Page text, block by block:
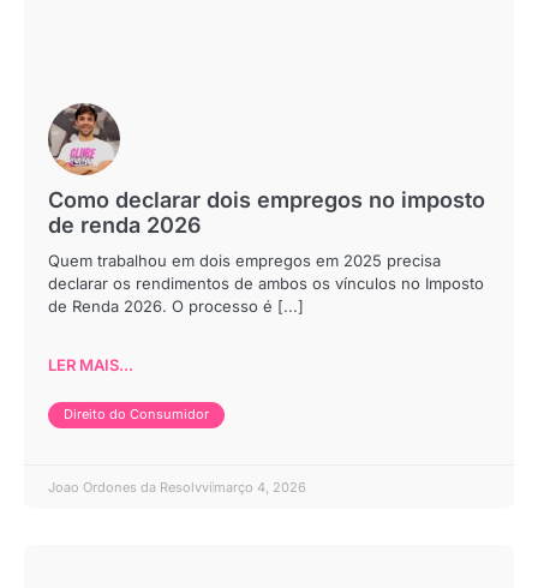
Como declarar dois empregos no imposto
de renda 2026
Quem trabalhou em dois empregos em 2025 precisa
declarar os rendimentos de ambos os vínculos no Imposto
de Renda 2026. O processo é [...]
LER MAIS...
Direito do Consumidor
Joao Ordones da Resolvvi março 4, 2026